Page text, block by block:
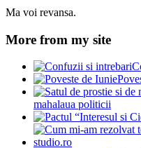
Ma voi revansa.
More from my site
mahalaua politicii